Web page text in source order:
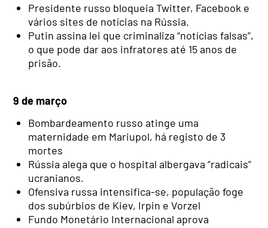
Presidente russo bloqueia Twitter, Facebook e
vários sites de notícias na Rússia.
Putin assina lei que criminaliza “notícias falsas”,
o que pode dar aos infratores até 15 anos de
prisão.
9 de março
Bombardeamento russo atinge uma
maternidade em Mariupol, há registo de 3
mortes
Rússia alega que o hospital albergava “radicais”
ucranianos.
Ofensiva russa intensifica-se, população foge
dos subúrbios de Kiev, Irpin e Vorzel
Fundo Monetário Internacional aprova